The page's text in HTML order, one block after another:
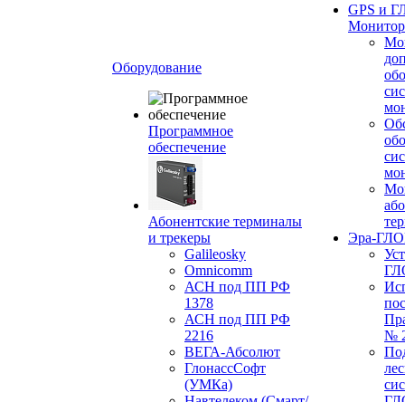
Оборудование
Программное
обеспечение
Абонентские терминалы
и трекеры
Galileosky
Omnicomm
АСН под ПП РФ
1378
АСН под ПП РФ
2216
ВЕГА-Абсолют
ГлонассСофт
(УМКа)
GPS и
Эра-
№